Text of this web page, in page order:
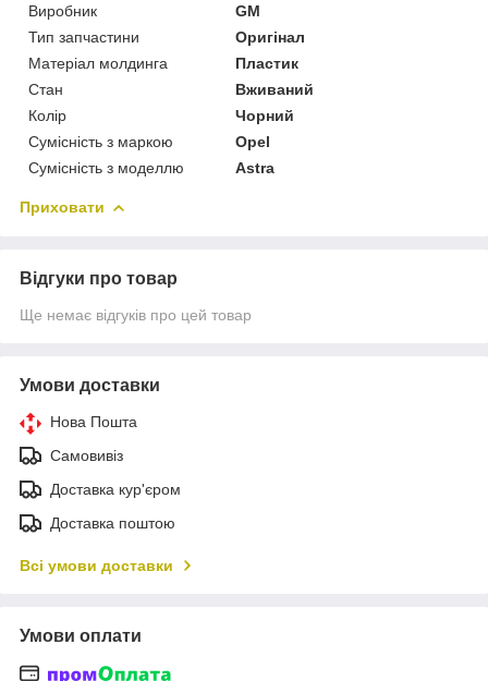
Виробник
GM
Тип запчастини
Оригінал
Матеріал молдинга
Пластик
Стан
Вживаний
Колір
Чорний
Сумісність з маркою
Opel
Сумісність з моделлю
Astra
Приховати
Відгуки про товар
Ще немає відгуків про цей товар
Умови доставки
Нова Пошта
Самовивіз
Доставка кур'єром
Доставка поштою
Всі умови доставки
Умови оплати